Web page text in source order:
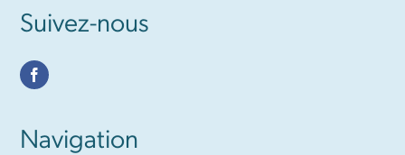
Suivez-nous
Navigation